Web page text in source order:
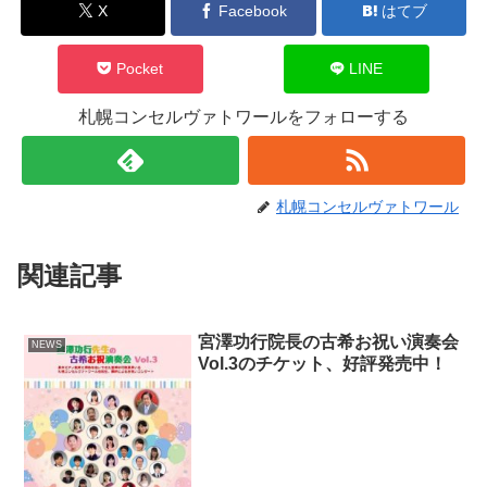
X Facebook はてブ
Pocket LINE
札幌コンセルヴァトワールをフォローする
札幌コンセルヴァトワール
関連記事
NEWS
宮澤功行院長の古希お祝い演奏会
Vol.3のチケット、好評発売中！